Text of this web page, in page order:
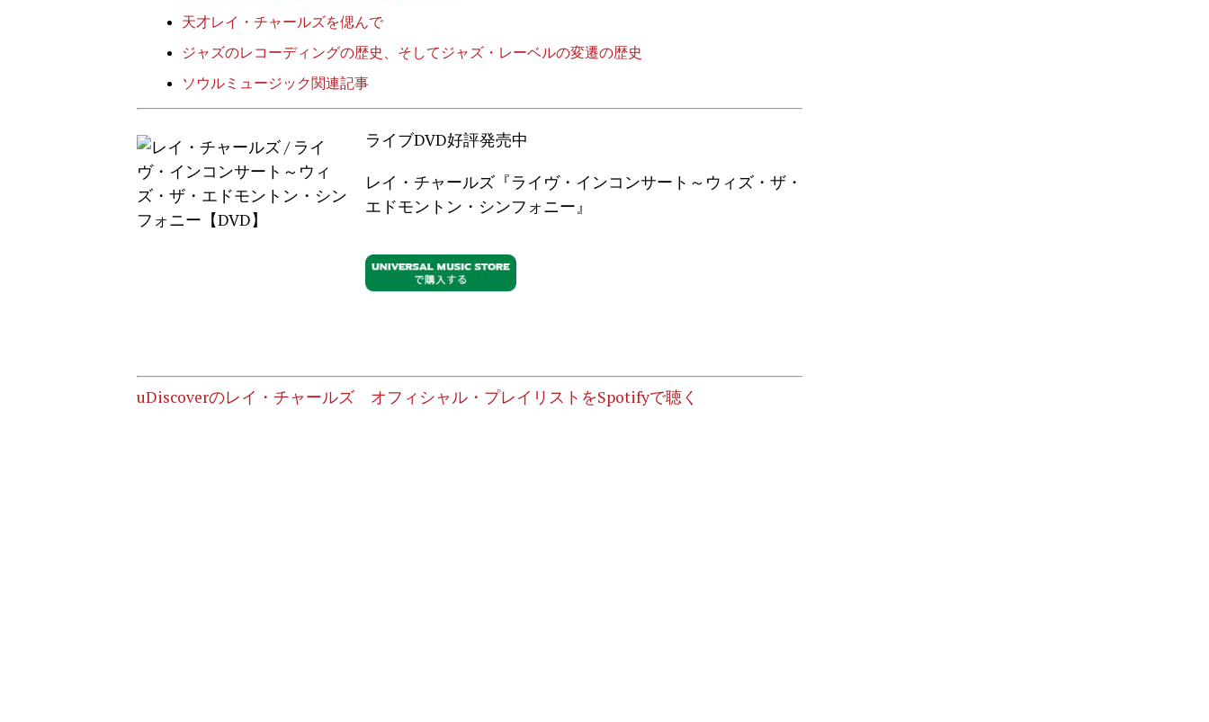
天才レイ・チャールズを偲んで
ジャズのレコーディングの歴史、そしてジャズ・レーベルの変遷の歴史
ソウルミュージック関連記事
ライブDVD好評発売中
レイ・チャールズ『ライヴ・インコンサート～ウィズ・ザ・
エドモントン・シンフォニー』
uDiscoverのレイ・チャールズ オフィシャル・プレイリストをSpotifyで聴く